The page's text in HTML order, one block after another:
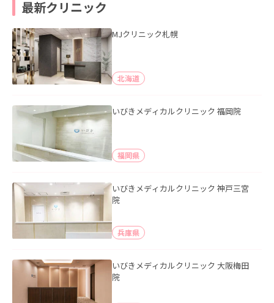
最新クリニック
MJクリニック札幌
北海道
いびきメディカルクリニック 福岡院
福岡県
いびきメディカルクリニック 神戸三宮
院
兵庫県
いびきメディカルクリニック 大阪梅田
院